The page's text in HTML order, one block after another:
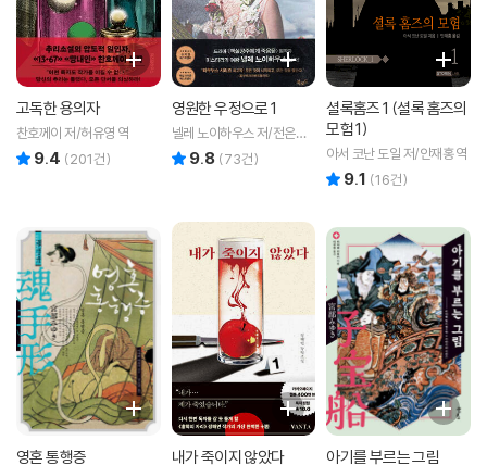
고독한 용의자
찬호께이 저/허유영 역
9.4 (201건)
영원한 우정으로 1
넬레 노이하우스 저/전은경
역 9.8 (73건)
셜록홈즈 1 (셜록 홈즈의
모험 1)
아서 코난 도일 저/안재홍 역
9.1 (16건)
영혼 통행증 내가 죽이지 않았다 아기를 부르는 그림